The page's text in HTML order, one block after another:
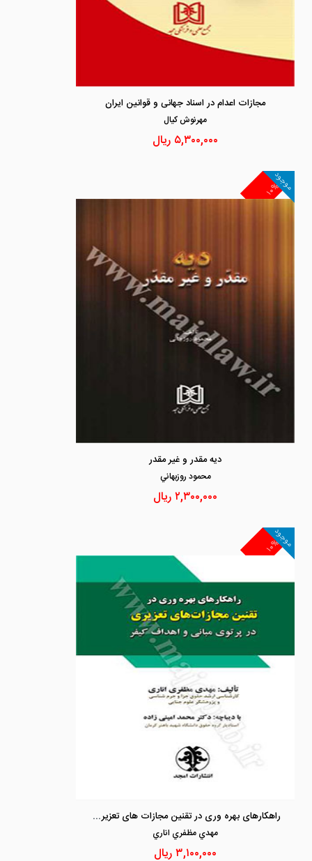
مجازات اعدام در اسناد جهانی و قوانین ایران
مهرنوش كيال
۵,۳۰۰,۰۰۰ ریال
۱۰%
موجود
دیه مقدر و غیر مقدر
محمود روزبهاني
۲,۳۰۰,۰۰۰ریال
۱۰%
موجود
راهکارهای بهره وری در تقنین مجازات های تعزیری در پرتو مبانی و اهداف کیفر
مهدي مظفري اناري
۳,۱۰۰,۰۰۰ریال